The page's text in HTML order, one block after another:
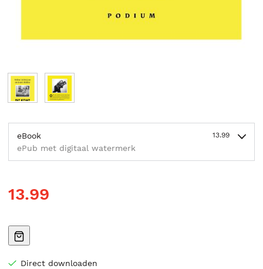
eBook 13.99
ePub met digitaal watermerk
13.99
Direct downloaden